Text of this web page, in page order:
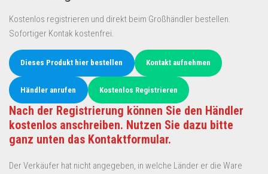
Kostenlos registrieren und direkt beim Großhändler bestellen.
Sofortiger Kontak kostenfrei.
Dieses Produkt hier bestellen Kontakt aufnehmen
Händler anrufen Kostenlos Registrieren
Nach der Registrierung können Sie den Händler
kostenlos anschreiben. Nutzen Sie dazu bitte
ganz unten das Kontaktformular.
Der Verkäufer hat nicht angegeben, in welche Länder er die Ware